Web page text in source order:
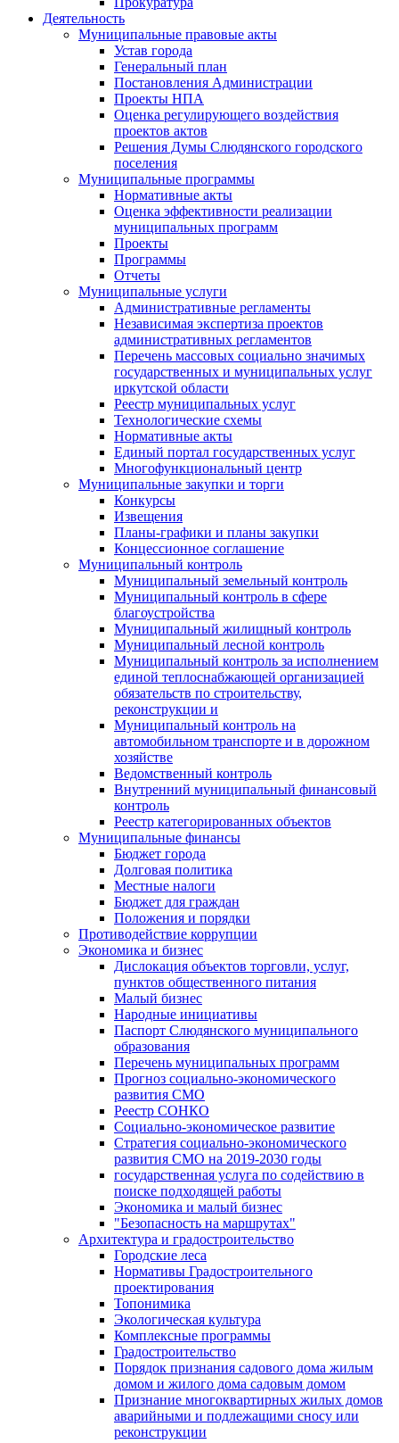
Деятельность
Муниципальные правовые акты
Устав города
Генеральный план
Постановления Администрации
Проекты НПА
Оценка регулирующего воздействия
проектов актов
Решения Думы Слюдянского городского
поселения
Муниципальные программы
Нормативные акты
Оценка эффективности реализации
муниципальных программ
Проекты
Программы
Отчеты
Муниципальные услуги
Административные регламенты
Независимая экспертиза проектов
административных регламентов
Перечень массовых социально значимых
государственных и муниципальных услуг
иркутской области
Реестр муниципальных услуг
Технологические схемы
Нормативные акты
Единый портал государственных услуг
Многофункциональный центр
Муниципальные закупки и торги
Конкурсы
Извещения
Планы-графики и планы закупки
Концессионное соглашение
Муниципальный контроль
Муниципальный земельный контроль
Муниципальный контроль в сфере
благоустройства
Муниципальный жилищный контроль
Муниципальный лесной контроль
Муниципальный контроль за исполнением
единой теплоснабжающей организацией
обязательств по строительству,
реконструкции и
Муниципальный контроль на
автомобильном транспорте и в дорожном
хозяйстве
Ведомственный контроль
Внутренний муниципальный финансовый
контроль
Реестр категорированных объектов
Муниципальные финансы
Бюджет города
Долговая политика
Местные налоги
Бюджет для граждан
Положения и порядки
Противодействие коррупции
Экономика и бизнес
Дислокация объектов торговли, услуг,
пунктов общественного питания
Малый бизнес
Народные инициативы
Паспорт Слюдянского муниципального
образования
Перечень муниципальных программ
Прогноз социально-экономического
развития СМО
Реестр СОНКО
Социально-экономическое развитие
Стратегия социально-экономического
развития СМО на 2019-2030 годы
государственная услуга по содействию в
поиске подходящей работы
Экономика и малый бизнес
"Безопасность на маршрутах"
Архитектура и градостроительство
Городские леса
Нормативы Градостроительного
проектирования
Топонимика
Экологическая культура
Комплексные программы
Градостроительство
Порядок признания садового дома жилым
домом и жилого дома садовым домом
Признание многоквартирных жилых домов
аварийными и подлежащими сносу или
реконструкции